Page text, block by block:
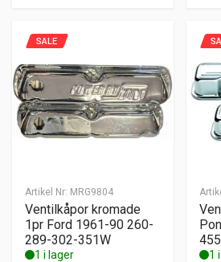
Artikel Nr: MRG9804
SALE
Ventilkåpor kromade
1pr Ford 1961-90 260-
289-302-351W
1 i lager
455
1